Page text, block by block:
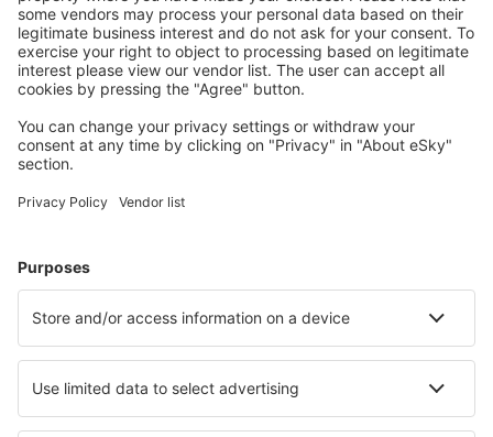
Economiseşte mai mult
Prețuri atractive și oferte speciale pentru utilizatorii
conectați.
Cazarea preferată
apartamente și altele.
Cele mai căutate hoteluri de către utilizatorii eSky
Hoteluri în China - Orașe populare
Hoteluri în Shenzhen Hoteluri în Shanghai
Hoteluri în Guangzhou Hoteluri în Beijing